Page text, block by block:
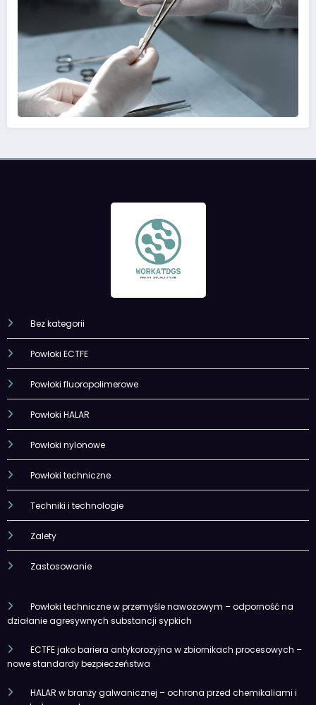
Bez kategorii
Powłoki ECTFE
Powłoki fluoropolimerowe
Powłoki HALAR
Powłoki nylonowe
Powłoki techniczne
Techniki i technologie
Zalety
Zastosowanie
Powłoki techniczne w przemyśle nawozowym – odporność na
działanie agresywnych substancji sypkich
ECTFE jako bariera antykorozyjna w zbiornikach procesowych –
nowe standardy bezpieczeństwa
HALAR w branży galwanicznej – ochrona przed chemikaliami i